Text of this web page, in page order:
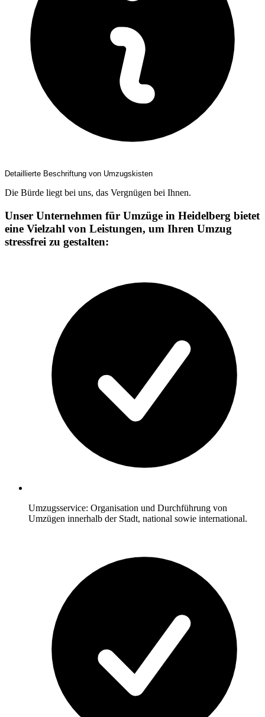
Detaillierte Beschriftung von Umzugskisten
Die Bürde liegt bei uns, das Vergnügen bei Ihnen.
Unser Unternehmen für Umzüge in Heidelberg bietet
eine Vielzahl von Leistungen, um Ihren Umzug
stressfrei zu gestalten:
Umzugsservice: Organisation und Durchführung von
Umzügen innerhalb der Stadt, national sowie international.